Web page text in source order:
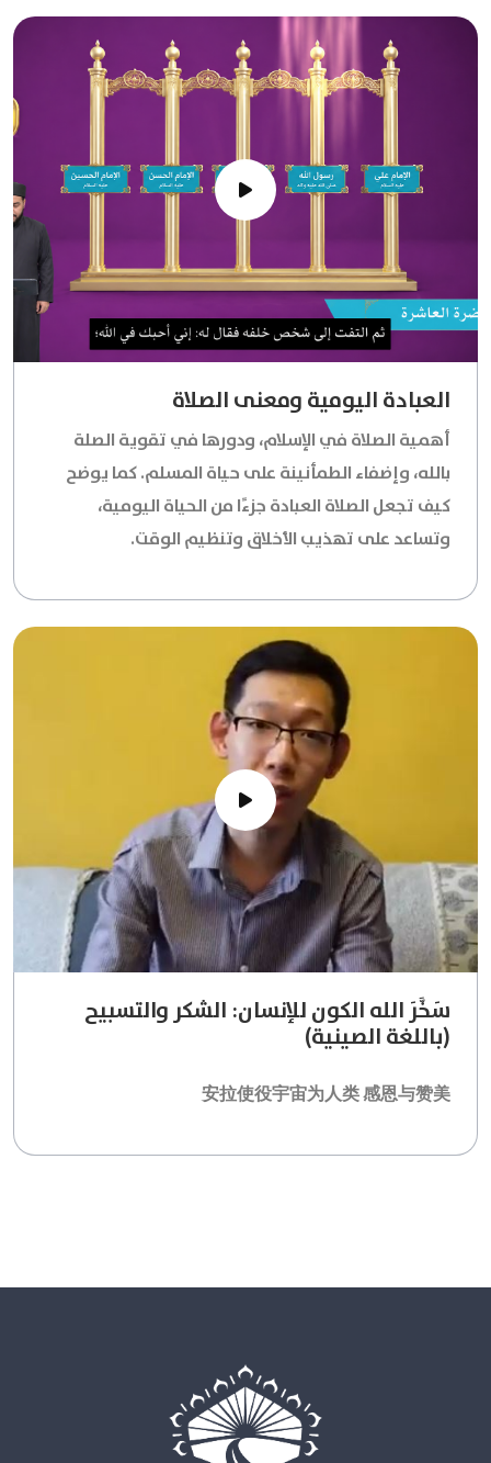
العبادة اليومية ومعنى الصلاة
أهمية الصلاة في الإسلام، ودورها في تقوية الصلة
بالله، وإضفاء الطمأنينة على حياة المسلم. كما يوضح
كيف تجعل الصلاة العبادة جزءًا من الحياة اليومية،
وتساعد على تهذيب الأخلاق وتنظيم الوقت.
سَخَّرَ الله الكون للإنسان: الشكر والتسبيح
(باللغة الصينية)
安拉使役宇宙为人类 感恩与赞美